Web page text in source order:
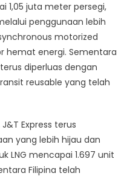
1,05 juta meter persegi,
penggunaan lebih
motorized
hemat energi. Sementara
diperluas dengan
reusable yang telah
Express terus
yang lebih hijau dan
LNG mencapai 1.697 unit
Filipina telah